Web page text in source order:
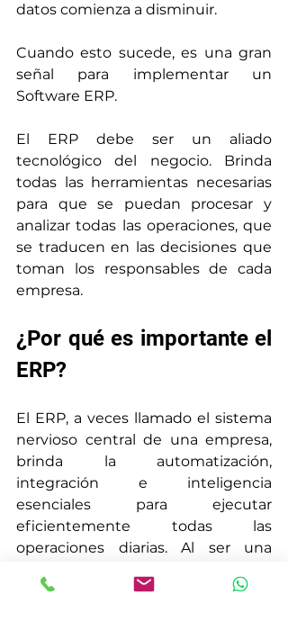
datos comienza a disminuir.
Cuando esto sucede, es una gran
señal para implementar un
Software ERP.
El ERP debe ser un aliado
tecnológico del negocio. Brinda
todas las herramientas necesarias
para que se puedan procesar y
analizar todas las operaciones, que
se traducen en las decisiones que
toman los responsables de cada
empresa.
¿Por qué es importante el
ERP?
El ERP, a veces llamado el sistema
nervioso central de una empresa,
brinda la automatización,
integración e inteligencia
esenciales para ejecutar
eficientemente todas las
operaciones diarias. Al ser una
datos única aporta una fuente de